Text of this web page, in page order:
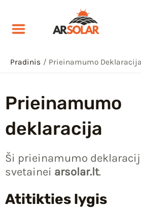
turinio
Pradinis Prieinamumo Deklaracija
Prieinamumo
deklaracija
Ši prieinamumo
svetainei arsolar.lt.
Atitikties lygis